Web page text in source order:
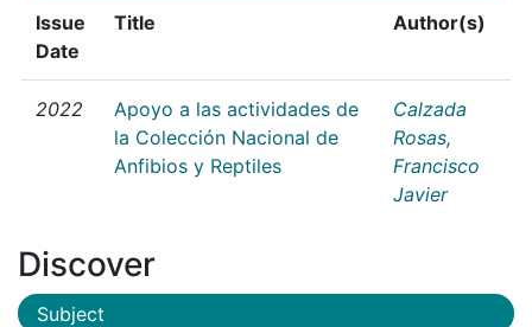
Issue
Date
Title Author(s)
2022
Apoyo a las actividades de
la Colección Nacional de
Anfibios y Reptiles
Calzada
Rosas,
Francisco
Javier
Discover
Subject